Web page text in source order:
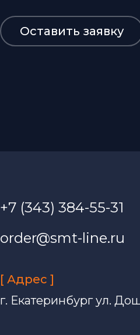
Оставить заявку
+7 (343) 384-55-31
order@smt-line.ru
[ Адрес ]
г. Екатеринбург ул.